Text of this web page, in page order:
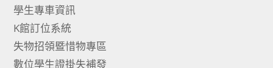
學生專車資訊
K館訂位系統
失物招領暨惜物專區
數位學生證掛失補發